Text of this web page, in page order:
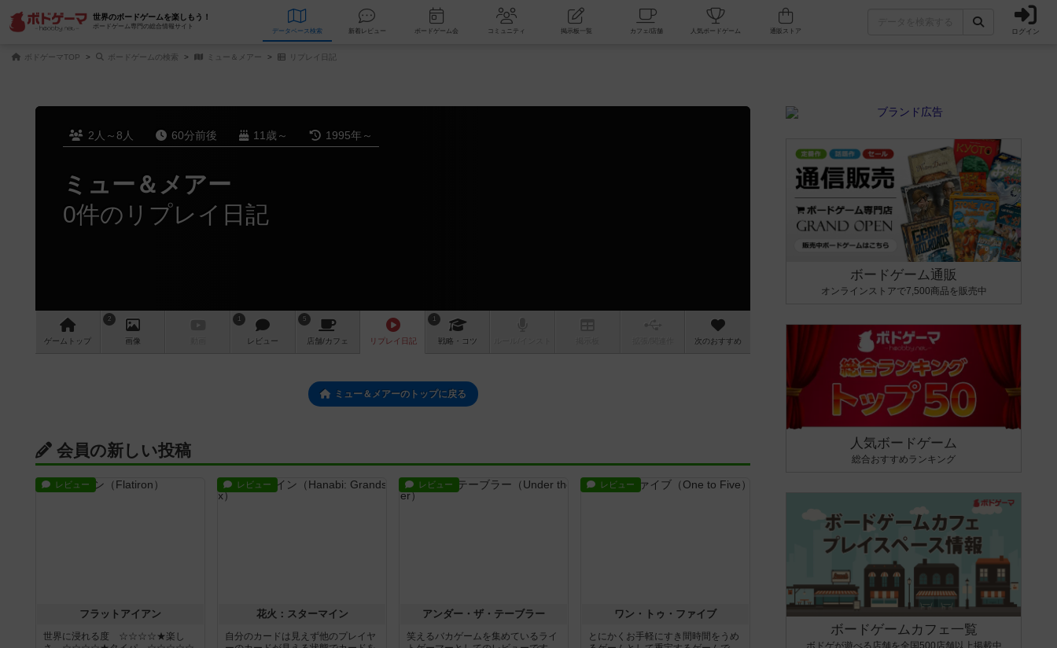
世界のボードゲームを楽しもう！
ボードゲーム専門の総合情報サイト
データベース 検索 新着レビュー ボードゲーム会 コミュニティ 掲示板一覧 カフェ/店舗 人気ボードゲーム ログイン
ボドゲーマTOP ボードゲームの検索 ミュー＆メアー リプレイ日記
2人～8人 60分前後 11歳～ 1995年～
ミュー＆メアー
0件のリプレイ日記
ゲーム トップ
2
画像
1
レビュー
5
店舗/カフェ リプレイ 日記
1
戦略 ・コツ 次のおすすめ
ミュー＆メアーのトップに戻る
会員の新しい投稿
レビュー
フラットアイアン
世界に浸れる度 ☆☆☆☆★楽し
レビュー
花火：スターマイン
自分のカードは見えず他のプレイヤ
レビュー
アンダー・ザ・テーブラー
笑えるバカゲームを集めているライ
レビュー
ワン・トゥ・ファイブ
とにかくお手軽にすき間時間をうめ
ボードゲーム通販
オンラインストアで7,500商品を販売中
人気ボードゲーム
総合おすすめランキング
ボードゲームカフェ一覧
ボドゲが遊べる店舗を全国500店舗以上掲載中